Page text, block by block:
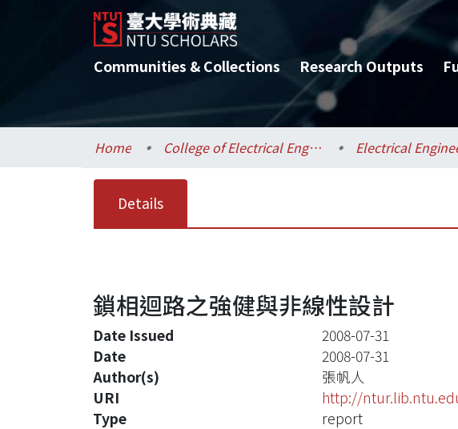
Communities & Collections Research Outputs
Home College of Electrical Engineering and Computer Science / 電機資訊學院
Details
鎖相迴路之強健與非線性設計
Date Issued
2008-07-31
Date
2008-07-31
Author(s)
張帆人
URI
http://
Type
report